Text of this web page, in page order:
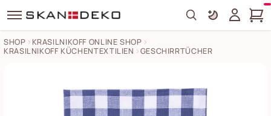
Search
SHOP
KRASILNIKOFF ONLINE SHOP
KRASILNIKOFF KÜCHENTEXTILIEN
GESCHIRRTÜCHER